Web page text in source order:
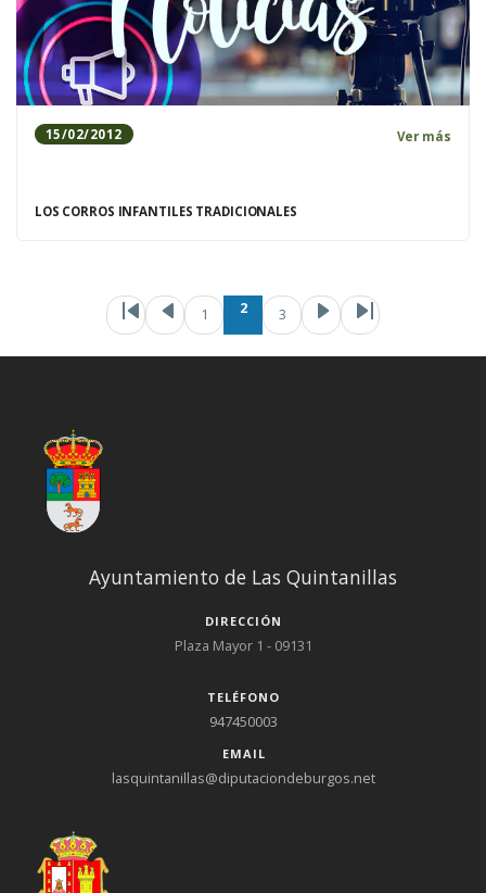
15/02/2012 Ver más
LOS CORROS INFANTILES TRADICIONALES
PaginaciónPrimera página
Página
1 2 3
Ayuntamiento de Las Quintanillas
DIRECCIÓN
Plaza Mayor 1 - 09131
TELÉFONO
947450003
EMAIL
lasquintanillas@diputaciondeburgos.net